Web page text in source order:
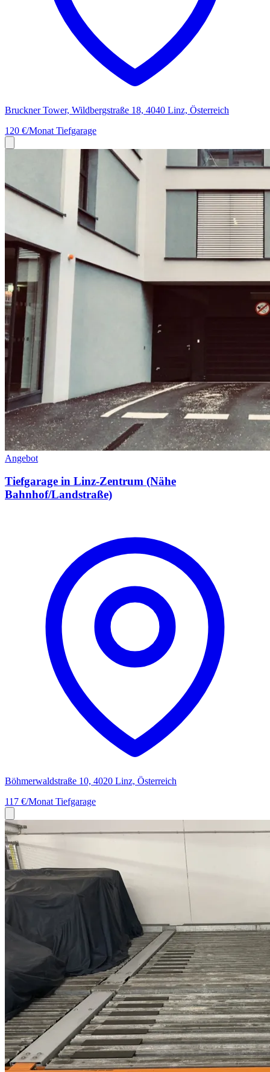
Bruckner Tower, Wildbergstraße 18, 4040 Linz, Österreich
120 €/Monat Tiefgarage
Angebot
Tiefgarage in Linz-Zentrum (Nähe
Bahnhof/Landstraße)
Böhmerwaldstraße 10, 4020 Linz, Österreich
117 €/Monat Tiefgarage